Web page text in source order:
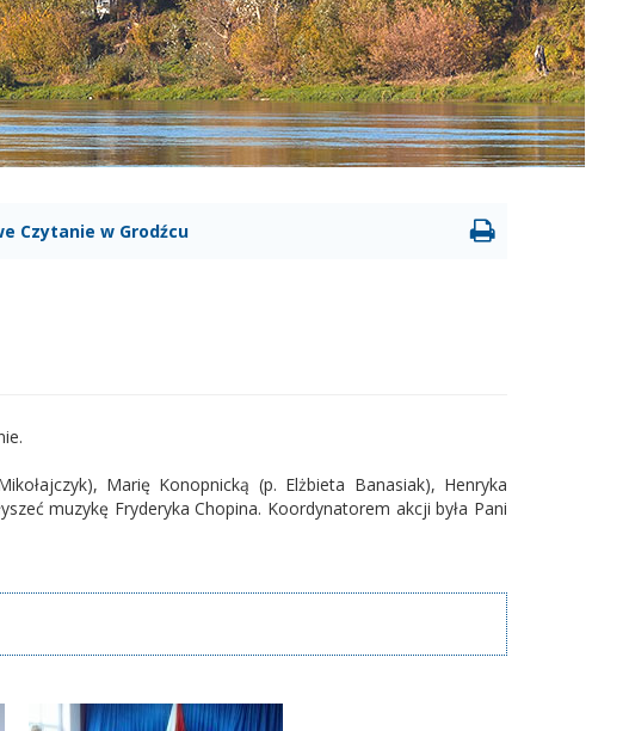
Czytanie w Grodźcu
Marię Konopnicką (p. Elżbieta Banasiak), Henryka
muzykę Fryderyka Chopina. Koordynatorem akcji była Pani